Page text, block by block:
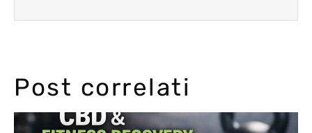
Post correlati